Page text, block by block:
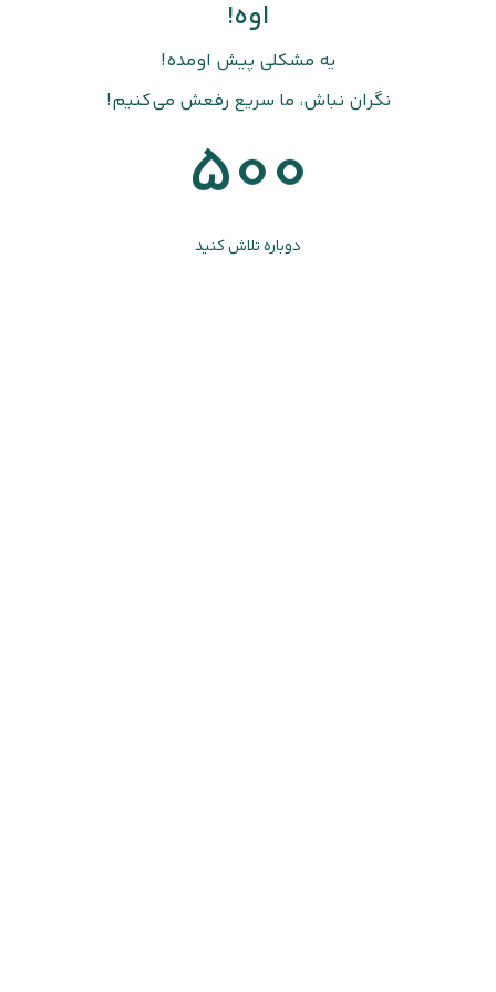
اوه!
یه مشکلی پیش اومده!
نگران نباش، ما سریع رفعش می‌کنیم!
500
دوباره تلاش کنید